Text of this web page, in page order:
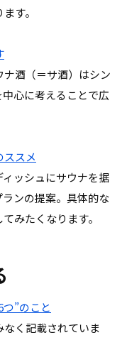
す。
酒（＝サ酒）はシン
心に考えることで広
スメ
ッシュにサウナを据
ンの提案。具体的な
みたくなります。
”のこと
く記載されていま